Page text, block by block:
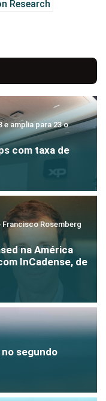
Research
e amplia para 23 o
com taxa de
Rosemberg
na América
InCadense, de
segundo